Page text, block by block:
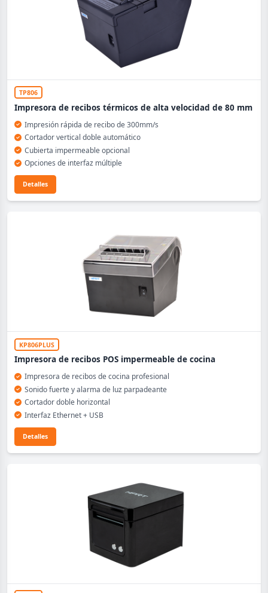
TP806
Impresora de recibos térmicos de alta velocidad de 80 mm
Impresión rápida de recibo de 300mm/s
Cortador vertical doble automático
Cubierta impermeable opcional
Opciones de interfaz múltiple
Detalles
KP806PLUS
Impresora de recibos POS impermeable de cocina
Impresora de recibos de cocina profesional
Sonido fuerte y alarma de luz parpadeante
Cortador doble horizontal
Interfaz Ethernet + USB
Detalles